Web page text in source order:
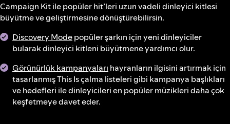
Campaign Kit ile popüler hit’leri uzun vadeli dinleyici kitlesi
büyütme ve geliştirmesine dönüştürebilirsin.
Discovery Modepopüler şarkın için yeni dinleyiciler
bularak dinleyici kitleni büyütmene yardımcı olur.
Görünürlük kampanyaları hayranların ilgisini artırmak için
tasarlanmış This Is çalma listeleri gibi kampanya başlıkları
ve hedefleri ile dinleyicileri en popüler müzikleri daha çok
keşfetmeye davet eder.